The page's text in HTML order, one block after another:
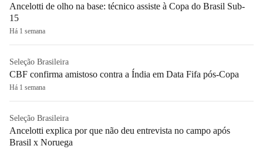
Ancelotti de olho na base: técnico assiste à Copa do Brasil Sub-
15
Há 1 semana
Seleção Brasileira
CBF confirma amistoso contra a Índia em Data Fifa pós-Copa
Há 1 semana
Seleção Brasileira
Ancelotti explica por que não deu entrevista no campo após
Brasil x Noruega